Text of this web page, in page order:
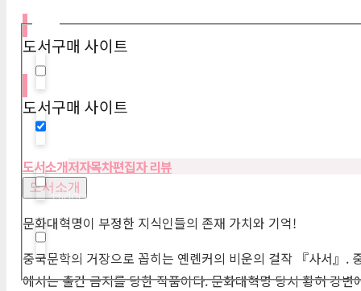
Hidden label
Hidden label
도서구매 사이트
도서구매 사이트
도서소개저자목차편집자 리뷰
도서소개
문화대혁명이 부정한 지식인들의 존재 가치와 기억!
중국문학의 거장으로 꼽히는 옌롄커의 비운의 걸작 『사서』.
에서는 출간 금지를 당한 작품이다. 문화대혁명 당시 황허 강